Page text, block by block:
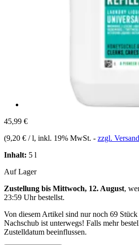
45,99 €
(9,20 € / l, inkl. 19% MwSt. - zzgl. Versand
Inhalt: 5 l
Auf Lager
Zustellung bis Mittwoch, 12. August,
23:59 Uhrbestellst.
Von diesem Artikel sind nur noch 69 Stück
Nachschub ist unterwegs! Falls mehr
Zustelldatum beeinflussen.